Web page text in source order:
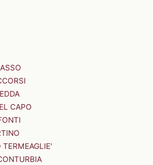
CAPO
TERMEAGLIE'